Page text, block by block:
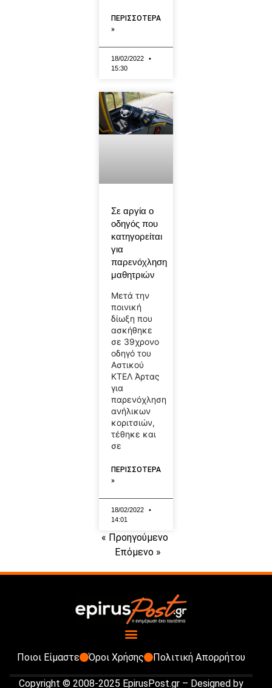
ΠΕΡΙΣΣΟΤΕΡΑ
»
18/02/2022
15:30
Σε αργία ο
οδηγός που
κατηγορείται
για
παρενόχληση
μαθητριών
Μετά την
ποινική
δίωξη που
ασκήθηκε
σε 39χρονο
οδηγό του
Αστικού
ΚΤΕΛ Άρτας
για
παρενόχληση
ανήλικων
κοριτσιών,
τέθηκε και
σε
ΠΕΡΙΣΣΟΤΕΡΑ
»
18/02/2022
14:01
« Προηγούμενο
Επόμενο »
Ποιοι Είμαστε Όροι Χρήσης Πολιτική Απορρήτου
Copyright © 2008-2025 EpirusPost.gr – Designed by